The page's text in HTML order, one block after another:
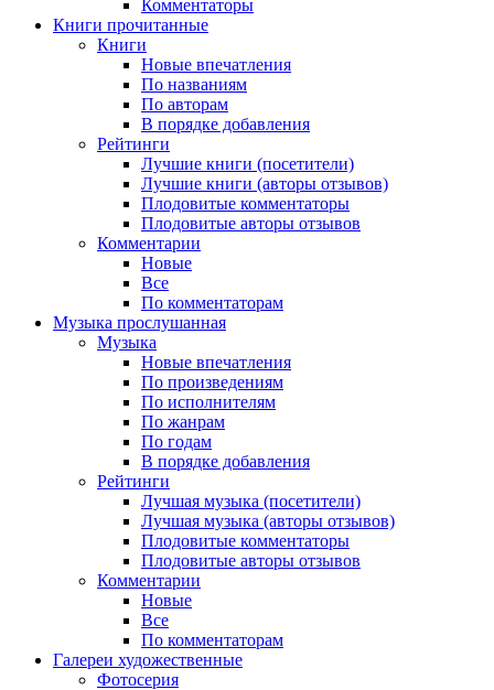
Комментаторы
Книги прочитанные
Книги
Новые впечатления
По названиям
По авторам
В порядке добавления
Рейтинги
Лучшие книги (посетители)
Лучшие книги (авторы отзывов)
Плодовитые комментаторы
Плодовитые авторы отзывов
Комментарии
Новые
Все
По комментаторам
Музыка прослушанная
Музыка
Новые впечатления
По произведениям
По исполнителям
По жанрам
По годам
В порядке добавления
Рейтинги
Лучшая музыка (посетители)
Лучшая музыка (авторы отзывов)
Плодовитые комментаторы
Плодовитые авторы отзывов
Комментарии
Новые
Все
По комментаторам
Галереи художественные
Фотосерия